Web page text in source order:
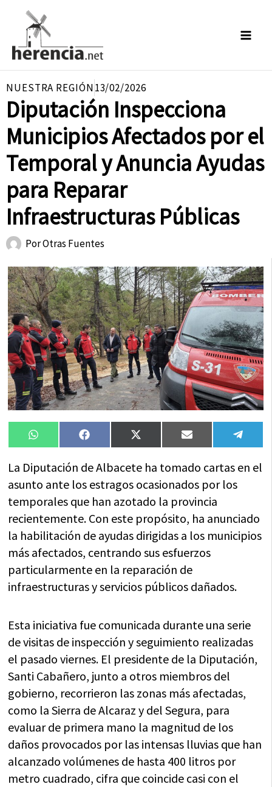
contenido
NUESTRA REGIÓN13/02/2026
Diputación Inspecciona
Municipios Afectados por el
Temporal y Anuncia Ayudas
para Reparar
Infraestructuras Públicas
PorOtras Fuentes
Compartir
en
WhatsAppCompartir
en
FacebookCompartir
en
X
(Twitter)
Compartir
en
Email
en
La Diputación de Albacete ha tomado cartas en el
asunto ante los estragos ocasionados por los
temporales que han azotado la provincia
recientemente. Con este propósito, ha anunciado
la habilitación de ayudas dirigidas a los municipios
más afectados, centrando sus esfuerzos
particularmente en la reparación de
infraestructuras y servicios públicos dañados.
Esta iniciativa fue comunicada durante una serie
de visitas de inspección y seguimiento realizadas
el pasado viernes. El presidente de la Diputación,
Santi Cabañero, junto a otros miembros del
gobierno, recorrieron las zonas más afectadas,
como la Sierra de Alcaraz y del Segura, para
evaluar de primera mano la magnitud de los
daños provocados por las intensas lluvias que han
alcanzado volúmenes de hasta 400 litros por
metro cuadrado, cifra que coincide casi con el